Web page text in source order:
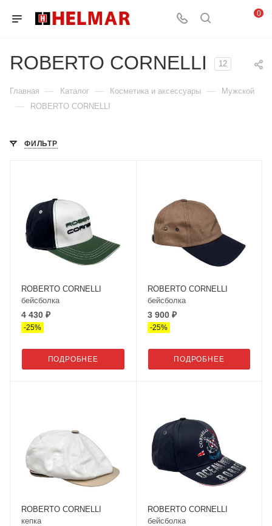
0
ROBERTO CORNELLI 12
Главная — Каталог — Косметика и аксессуары — Мужской
— ROBERTO CORNELLI
ФИЛЬТР
ROBERTO CORNELLI
бейсболка
4 430 ₽
-25%
ПОДРОБНЕЕ
ROBERTO CORNELLI
бейсболка
3 900 ₽
-25%
ПОДРОБНЕЕ
ROBERTO CORNELLI
кепка
ROBERTO CORNELLI
бейсболка